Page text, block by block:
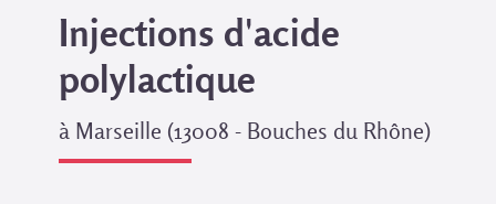
Injections d'acide
polylactique
à Marseille (13008 - Bouches du Rhône)